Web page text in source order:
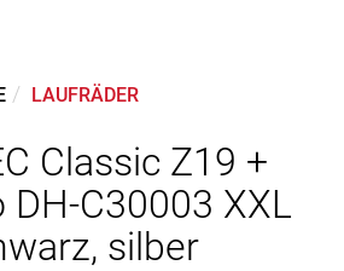
LAUFRÄDER
Classic Z19 +
DH-C30003 XXL
silber